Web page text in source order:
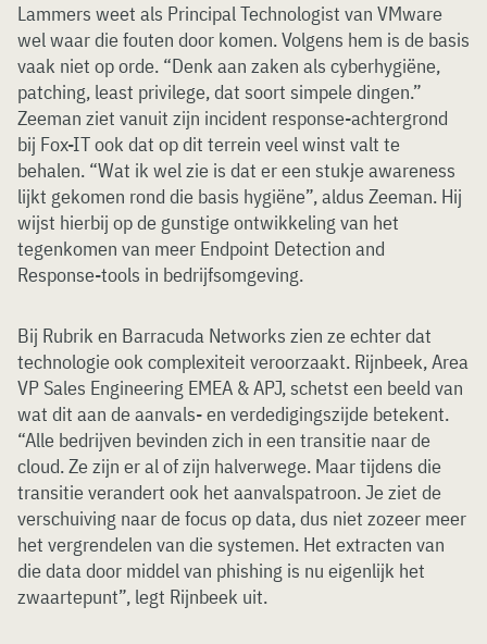
Lammers weet als Principal Technologist van VMware
wel waar die fouten door komen. Volgens hem is de basis
vaak niet op orde. “Denk aan zaken als cyberhygiëne,
patching, least privilege, dat soort simpele dingen.”
Zeeman ziet vanuit zijn incident response-achtergrond
bij Fox-IT ook dat op dit terrein veel winst valt te
behalen. “Wat ik wel zie is dat er een stukje awareness
lijkt gekomen rond die basis hygiëne”, aldus Zeeman. Hij
wijst hierbij op de gunstige ontwikkeling van het
tegenkomen van meer Endpoint Detection and
Response-tools in bedrijfsomgeving.
Bij Rubrik en Barracuda Networks zien ze echter dat
technologie ook complexiteit veroorzaakt. Rijnbeek, Area
VP Sales Engineering EMEA & APJ, schetst een beeld van
wat dit aan de aanvals- en verdedigingszijde betekent.
“Alle bedrijven bevinden zich in een transitie naar de
cloud. Ze zijn er al of zijn halverwege. Maar tijdens die
transitie verandert ook het aanvalspatroon. Je ziet de
verschuiving naar de focus op data, dus niet zozeer meer
het vergrendelen van die systemen. Het extracten van
die data door middel van phishing is nu eigenlijk het
zwaartepunt”, legt Rijnbeek uit.